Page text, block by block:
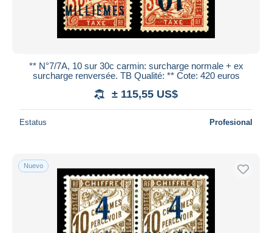
** N°7/7A, 10 sur 30c carmin: surcharge normale + ex
surcharge renversée. TB Qualité: ** Cote: 420 euros
± 115,55 US$
Estatus Profesional
Nuevo